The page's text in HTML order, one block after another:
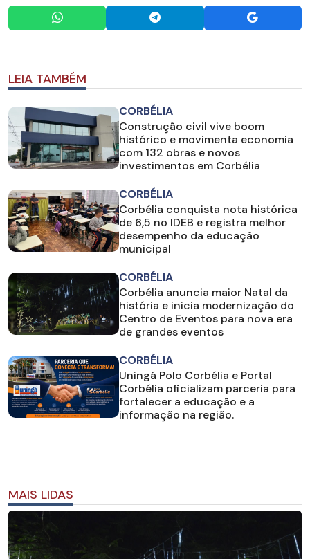
LEIA TAMBÉM
CORBÉLIA
Construção civil vive boom
histórico e movimenta economia
com 132 obras e novos
investimentos em Corbélia
CORBÉLIA
Corbélia conquista nota histórica
de 6,5 no IDEB e registra melhor
desempenho da educação
municipal
CORBÉLIA
Corbélia anuncia maior Natal da
história e inicia modernização do
Centro de Eventos para nova era
de grandes eventos
CORBÉLIA
Uningá Polo Corbélia e Portal
Corbélia oficializam parceria para
fortalecer a educação e a
informação na região.
MAIS LIDAS